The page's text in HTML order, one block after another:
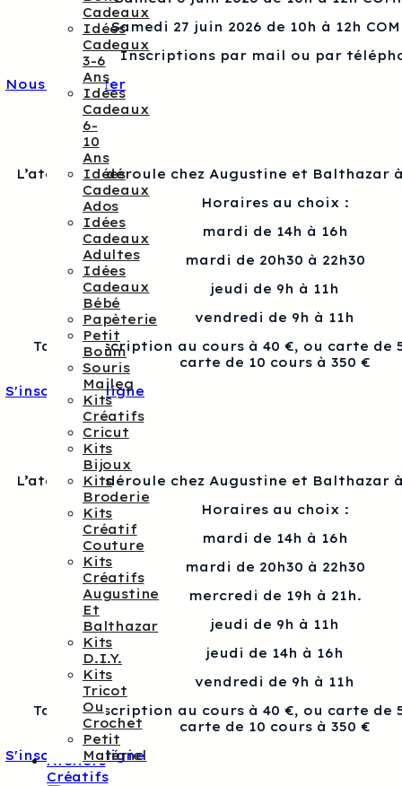
Cadeaux
Idées
Cadeaux
3-6
Ans
Idées
Cadeaux
6-
10
Ans
Idées
Cadeaux
Ados
Idées
Cadeaux
Adultes
Idées
Cadeaux
Bébé
Papèterie
Petit
Boum
Souris
Maileg
Kits
Créatifs
Cricut
Kits
Bijoux
Kits
Broderie
Kits
Créatif
Couture
Kits
Créatifs
Augustine
Et
Balthazar
Kits
D.I.Y.
Kits
Tricot
Ou
Crochet
Petit
Matériel
Ateliers
Créatifs
Samedi 27 juin 2026 de 10h à 12h
Inscriptions par mail ou par
Nous contacter
L’atelier se déroule chez Augustine et Balthazar
Horaires au choix :
mardi de 14h à 16h
mardi de 20h30 à 22h30
jeudi de 9h à 11h
vendredi de 9h à 11h
Tarif : Inscription au cours à 40 €, ou carte de
carte de 10 cours à 350 €
S'inscrire en ligne
L’atelier se déroule chez Augustine et Balthazar
Horaires au choix :
mardi de 14h à 16h
mardi de 20h30 à 22h30
mercredi de 19h à 21h.
jeudi de 9h à 11h
jeudi de 14h à 16h
vendredi de 9h à 11h
Tarif : Inscription au cours à 40 €, ou carte de
carte de 10 cours à 350 €
S'inscrire en ligne